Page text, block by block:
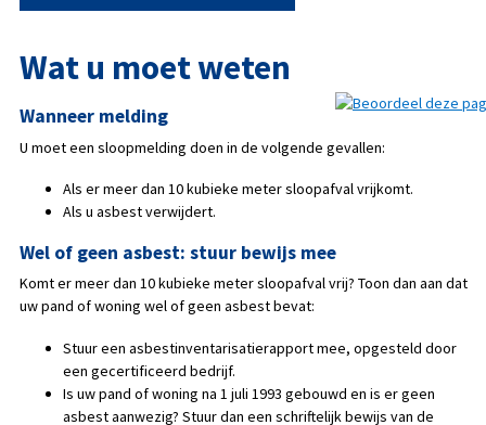
Wat u moet weten
Wanneer melding
U moet een sloopmelding doen in de volgende gevallen:
Als er meer dan 10 kubieke meter sloopafval vrijkomt.
Als u asbest verwijdert.
Wel of geen asbest: stuur bewijs mee
Komt er meer dan 10 kubieke meter sloopafval vrij? Toon dan aan dat
uw pand of woning wel of geen asbest bevat:
Stuur een asbestinventarisatierapport mee, opgesteld door
een gecertificeerd bedrijf.
Is uw pand of woning na 1 juli 1993 gebouwd en is er geen
asbest aanwezig? Stuur dan een schriftelijk bewijs van de